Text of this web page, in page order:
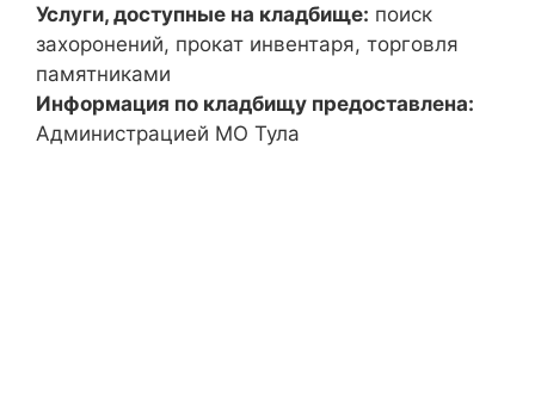
Услуги, доступные на кладбище: поиск
захоронений, прокат инвентаря, торговля
памятниками
Информация по кладбищу предоставлена:
Администрацией МО Тула